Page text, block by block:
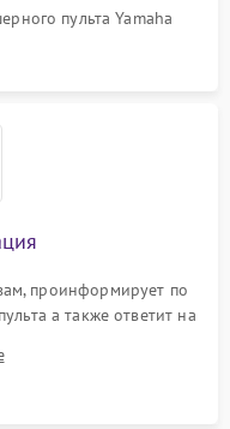
пульта Yamaha
проинформирует по
а также ответит на